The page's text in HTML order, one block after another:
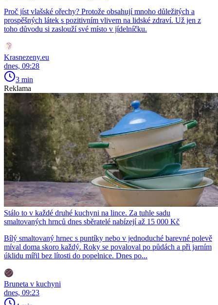
Proč jíst vlašské ořechy? Protože obsahují mnoho důležitých a
prospěšných látek s pozitivním vlivem na lidské zdraví. Už jen z
toho důvodu si zaslouží své místo v jídelníčku.
Krasnezeny.eu
dnes, 09:28
3 min
Reklama
Stálo to v každé druhé kuchyni na lince. Za tuhle sadu
smaltovaných hrnců dnes sběratelé nabízejí až 15 000 Kč
Bílý smaltovaný hrnec s puntíky nebo v jednoduché barevné polevě
míval doma skoro každý. Roky se povaloval po půdách a při jarním
úklidu mířil bez lítosti do popelnice. Dnes po...
Bruneta v kuchyni
dnes, 09:23